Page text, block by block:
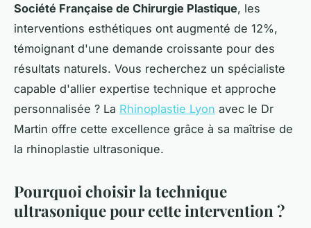
Société Française de Chirurgie Plastique, les
interventions esthétiques ont augmenté de 12%,
témoignant d'une demande croissante pour des
résultats naturels. Vous recherchez un spécialiste
capable d'allier expertise technique et approche
personnalisée ? La Rhinoplastie Lyon avec le Dr
Martin offre cette excellence grâce à sa maîtrise de
la rhinoplastie ultrasonique.
Pourquoi choisir la technique
ultrasonique pour cette intervention ?